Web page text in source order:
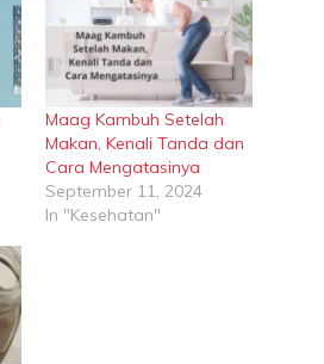
Maag Kambuh Setelah
Makan, Kenali Tanda dan
Cara Mengatasinya
September 11, 2024
In "Kesehatan"